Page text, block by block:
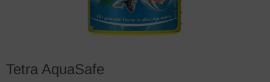
Tetra AquaSafe